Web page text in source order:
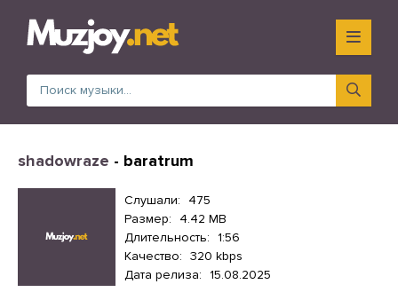
shadowraze - baratrum
Слушали:
475
Размер:
4.42 MB
Длительность: 1:56
Качество: 320 kbps
Дата релиза: 15.08.2025